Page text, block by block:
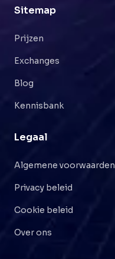
Sitemap
Prijzen
Exchanges
Blog
Kennisbank
Legaal
Algemene voorwaarden
Privacy beleid
Cookie beleid
Over ons